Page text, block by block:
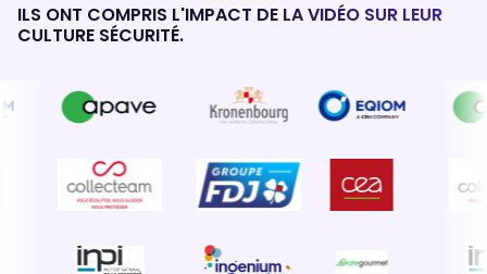
ILS ONT COMPRIS L'IMPACT DE LA VIDÉO SUR LEUR
CULTURE SÉCURITÉ.